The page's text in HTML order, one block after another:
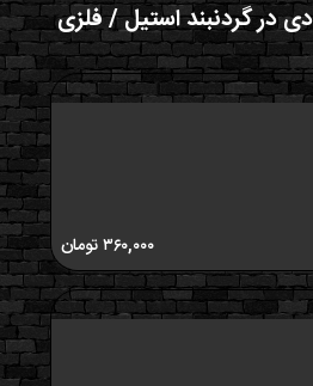
در گردنبند استیل / فلزی
۳۶۰,۰۰۰تومان